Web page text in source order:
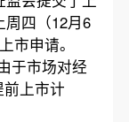
周四（12月6
市申请。
于市场对经
上市计